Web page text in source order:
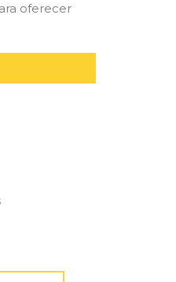
oferecer